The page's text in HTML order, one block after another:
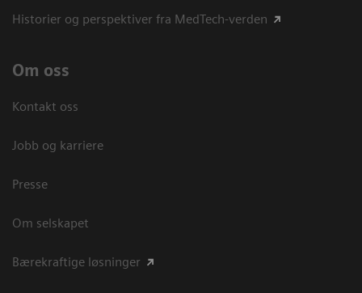
Historier og perspektiver fra MedTech-verden
Om oss
Kontakt oss
Jobb og karriere
Presse
Om selskapet
Bærekraftige løsninger